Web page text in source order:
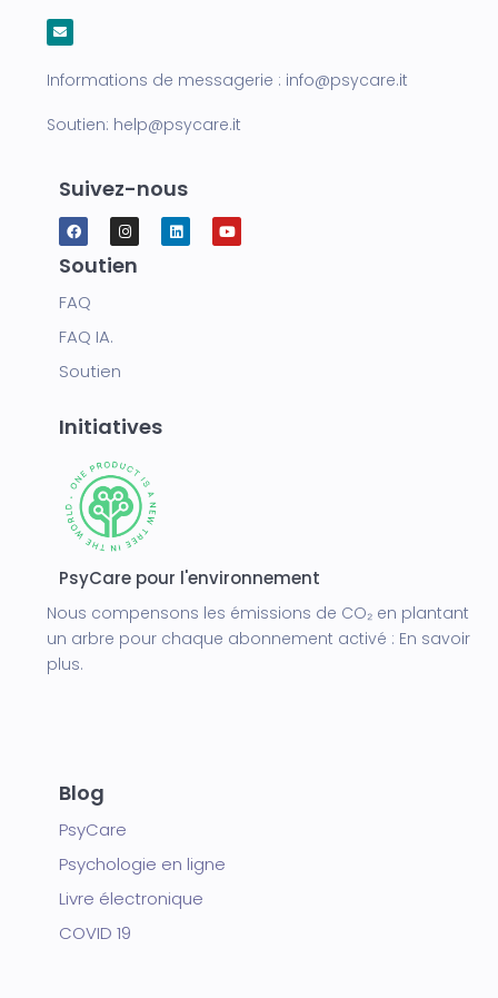
Informations de messagerie : info@psycare.it
Soutien: help@psycare.it
Suivez-nous
Soutien
FAQ
FAQ IA.
Soutien
Initiatives
PsyCare pour l'environnement
Nous compensons les émissions de CO₂ en plantant
un arbre pour chaque abonnement activé : En savoir
plus.
Blog
PsyCare
Psychologie en ligne
Livre électronique
COVID 19